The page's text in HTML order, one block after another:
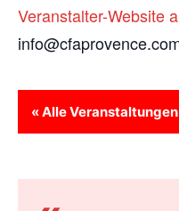
Veranstalter-Website
« Alle Veranstaltungen